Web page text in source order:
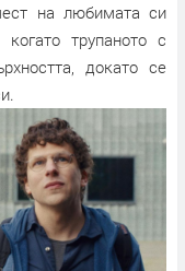
на любимата си
трупаното с
докато се